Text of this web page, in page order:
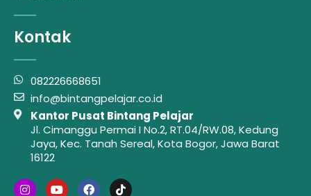
Kontak
082226668651
info@bintangpelajar.co.id
Kantor Pusat Bintang Pelajar
Jl. Cimanggu Permai I No.2, RT.04/RW.08, Kedung
Jaya, Kec. Tanah Sereal, Kota Bogor, Jawa Barat
16122